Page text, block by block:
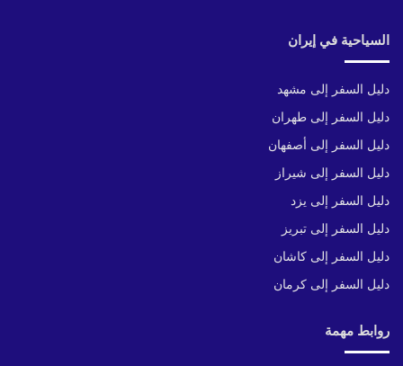
السياحية في إيران
دليل السفر إلى مشهد
دليل السفر إلى طهران
دليل السفر إلى أصفهان
دليل السفر إلى شيراز
دليل السفر إلى يزد
دليل السفر إلى تبريز
دليل السفر إلى كاشان
دليل السفر إلى كرمان
روابط مهمة